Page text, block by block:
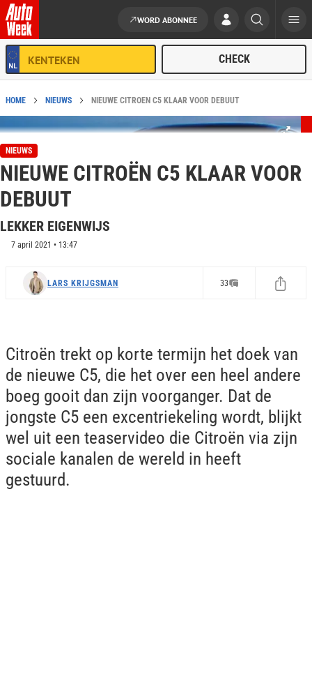
Ga naar de inhoud
WORD ABONNEE
HOME NIEUWS NIEUWE CITROËN C5 KLAAR VOOR DEBUUT
NIEUWS
NIEUWE CITROËN C5 KLAAR VOOR
DEBUUT
LEKKER EIGENWIJS
7 april 2021 • 13:47
LARS KRIJGSMAN 33
Citroën trekt op korte termijn het doek van
de nieuwe C5, die het over een heel andere
boeg gooit dan zijn voorganger. Dat de
jongste C5 een excentriekeling wordt, blijkt
wel uit een teaservideo die Citroën via zijn
sociale kanalen de wereld in heeft
gestuurd.